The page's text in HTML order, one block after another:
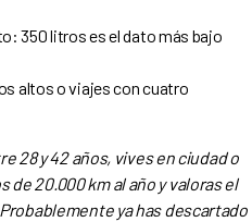
350 litros es el dato más bajo
altos o viajes con cuatro
28 y 42 años, vives en ciudad o
20.000 km al año y valoras el
ya has descartado